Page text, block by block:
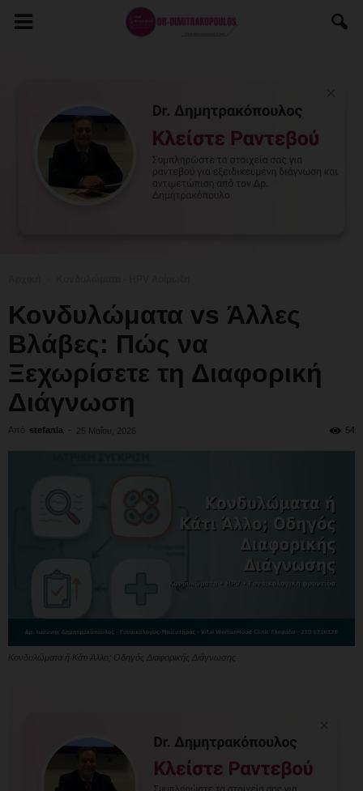
Κονδυλώματα vs Άλλες
Βλάβες: Πώς να
Ξεχωρίσετε τη Διαφορική
Διάγνωση
Από stefania - 25 Μαΐου, 2026 54
Κονδυλώματα ή Κάτι Άλλο; Οδηγός Διαφορικής Διάγνωσης